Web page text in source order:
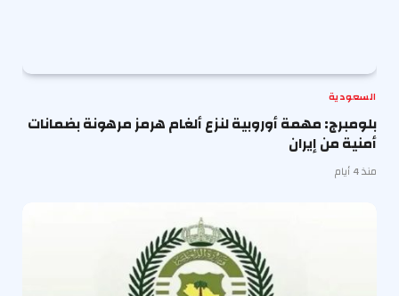
السعودية
بلومبرج: مهمة أوروبية لنزع ألغام هرمز مرهونة بضمانات
أمنية من إيران
منذ 4 أيام